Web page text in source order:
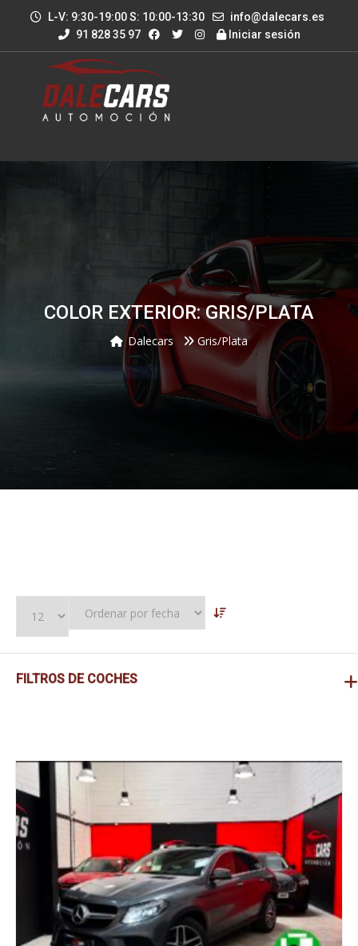
L-V: 9:30-19:00 S: 10:00-13:30
info@dalecars.es
91 828 35 97
Iniciar sesión
COLOR EXTERIOR: GRIS/PLATA
Dalecars Gris/Plata
FILTROS DE COCHES